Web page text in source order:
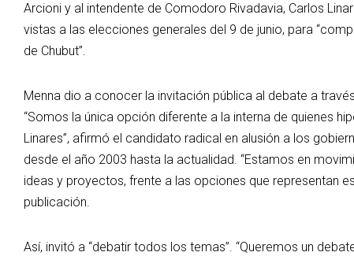
Arcioni y al intendente de Comodoro Rivadavia, Carlos
vistas a las elecciones generales del 9 de junio, para
de Chubut”.
Menna dio a conocer la invitación pública al debate a
“Somos la única opción diferente a la interna de quienes
Linares”, afirmó el candidato radical en alusión a los
desde el año 2003 hasta la actualidad. “Estamos en
ideas y proyectos, frente a las opciones que representan
publicación.
Así, invitó a “debatir todos los temas”. “Queremos un